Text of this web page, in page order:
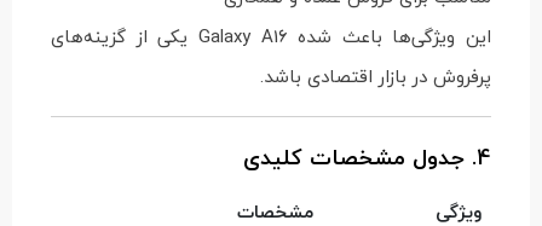
این ویژگی‌ها باعث شده Galaxy A16 یکی از گزینه‌های
پرفروش در بازار اقتصادی باشد.
4. جدول مشخصات کلیدی
ویژگی مشخصات